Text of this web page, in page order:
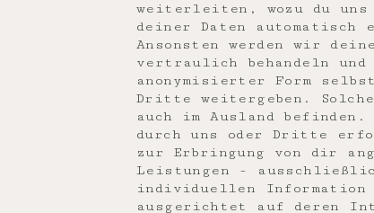
weiterleiten, wozu du uns
deiner Daten automatisch
Ansonsten werden wir
vertraulich behandeln
anonymisierter Form
Dritte weitergeben.
auch im Ausland befinden.
durch uns oder Dritte
zur Erbringung von dir
Leistungen -
individuellen Information
ausgerichtet auf deren